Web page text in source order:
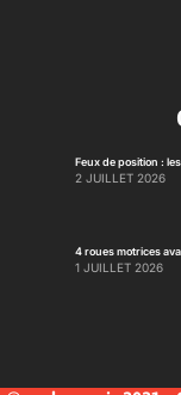
Feux de position :
2 JUILLET 2026
4 roues motrices
1 JUILLET 2026